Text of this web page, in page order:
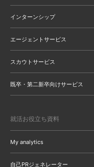
インターンシップ
エージェントサービス
スカウトサービス
既卒・第二新卒向けサービス
就活お役立ち資料
My analytics
自己PRジェネレーター